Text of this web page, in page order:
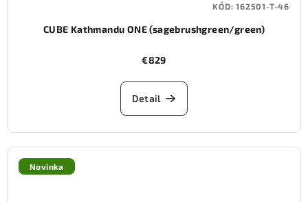
CUBE Kathmandu ONE (sagebrushgreen/green)
€829
Detail
KÓD:162501-T-46
Novinka